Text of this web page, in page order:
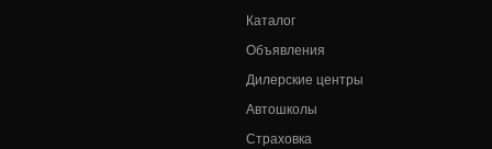
Каталог
Объявления
Дилерские центры
Автошколы
Страховка